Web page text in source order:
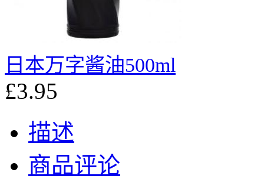
日本万字酱油500ml
£3.95
描述
商品评论